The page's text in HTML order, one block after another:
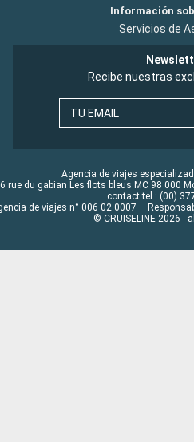
Información
Servicios de
Recibe nuestras
TU EMAIL
Agencia de viajes
rue du gabian Les flots bleus MC 98 000
contact tel : (00)
de viajes n° 006 02 0007 –
© CRUISELINE 2026 -